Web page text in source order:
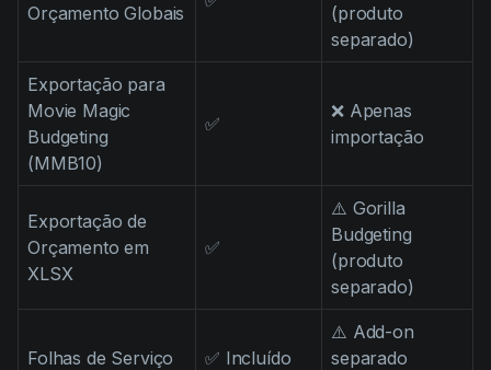
Orçamento Globais
(produto
separado)
Exportação para
Movie Magic
Budgeting
(MMB10)
✅
❌ Apenas
importação
Exportação de
Orçamento em
XLSX
✅
⚠️ Gorilla
Budgeting
(produto
separado)
Folhas de Serviço ✅ Incluído
⚠️ Add-on
separado